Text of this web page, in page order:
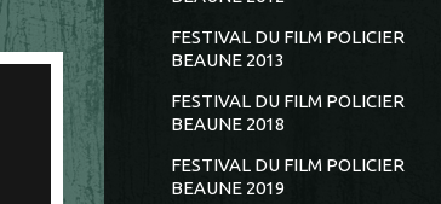
FESTIVAL DU FILM POLICIER
BEAUNE 2013
FESTIVAL DU FILM POLICIER
BEAUNE 2018
FESTIVAL DU FILM POLICIER
BEAUNE 2019